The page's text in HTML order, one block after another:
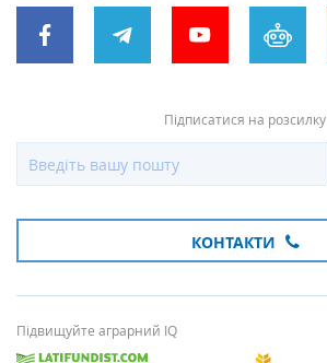
Підписатися на розсилку
КОНТАКТИ
Підвищуйте аграрний IQ